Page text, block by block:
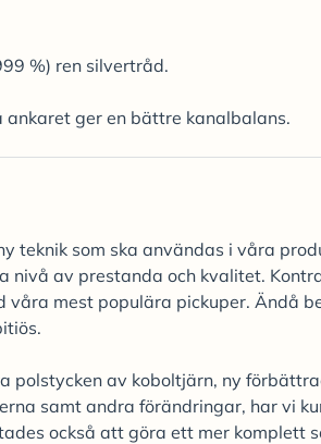
%) ren silvertråd.
ger en bättre kanalbalans.
teknik som ska användas i våra
nivå av prestanda och kvalitet.
våra mest populära pickuper. Ändå
polstycken av koboltjärn, ny
samt andra förändringar, har vi
också att göra ett mer komplett